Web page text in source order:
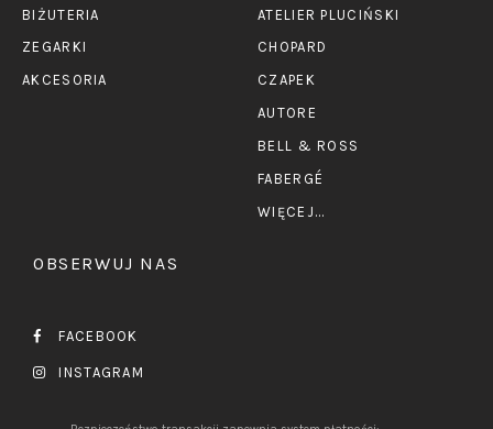
BIŻUTERIA
ZEGARKI
AKCESORIA
ATELIER PLUCIŃSKI
CHOPARD
CZAPEK
AUTORE
BELL & ROSS
FABERGÉ
WIĘCEJ...
OBSERWUJ NAS
FACEBOOK
INSTAGRAM